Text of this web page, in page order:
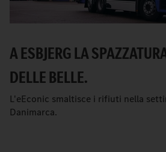
A ESBJERG LA
DELLE BELLE.
L'eEconic smaltisce i rifiuti nella
Danimarca.